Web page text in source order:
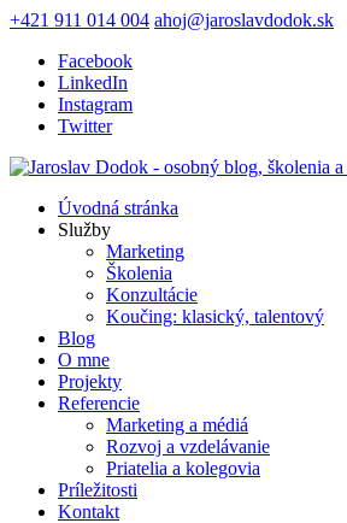
+421 911 014 004 ahoj@jaroslavdodok.sk
Facebook
LinkedIn
Instagram
Twitter
Úvodná stránka
Služby
Marketing
Školenia
Konzultácie
Koučing: klasický, talentový
Blog
O mne
Projekty
Referencie
Marketing a médiá
Rozvoj a vzdelávanie
Priatelia a kolegovia
Príležitosti
Kontakt